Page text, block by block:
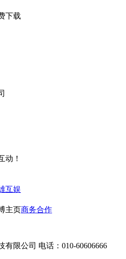
下载
动！
互娱
主页商务合作
限公司 电话：010-60606666